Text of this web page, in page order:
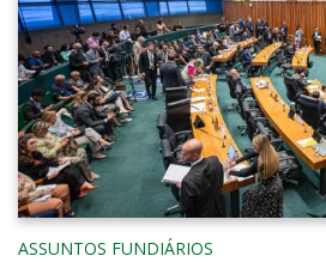
ASSUNTOS FUNDIÁRIOS